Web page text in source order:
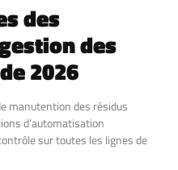
des
des
2026
manutention des résidus
d’automatisation
sur toutes les lignes de